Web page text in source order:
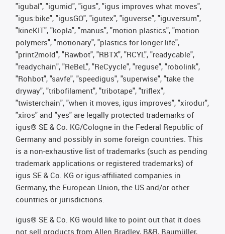
"igubal", "igumid", "igus", "igus improves what moves",
"igus:bike", "igusGO", "igutex", "iguverse", "iguversum",
"kineKIT", "kopla", "manus", "motion plastics", "motion
polymers", "motionary", "plastics for longer life",
"print2mold", "Rawbot", "RBTX", "RCYL", "readycable",
"readychain", "ReBeL", "ReCyycle", "reguse", "robolink",
"Rohbot", "savfe", "speedigus", "superwise", "take the
dryway", "tribofilament", "tribotape", "triflex",
"twisterchain", "when it moves, igus improves", "xirodur",
"xiros" and "yes" are legally protected trademarks of
igus® SE & Co. KG/Cologne in the Federal Republic of
Germany and possibly in some foreign countries. This
is a non-exhaustive list of trademarks (such as pending
trademark applications or registered trademarks) of
igus SE & Co. KG or igus-affiliated companies in
Germany, the European Union, the US and/or other
countries or jurisdictions.
igus® SE & Co. KG would like to point out that it does
not sell products from Allen Bradley, B&R, Baumüller,